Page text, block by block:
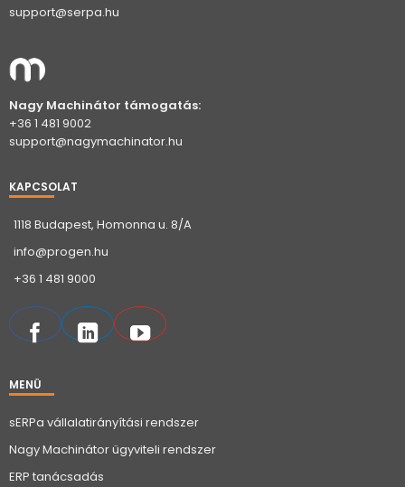
support@serpa.hu
Nagy Machinátor támogatás:
+36 1 481 9002
support@nagymachinator.hu
KAPCSOLAT
1118 Budapest, Homonna u. 8/A
info@progen.hu
+36 1 481 9000
MENÜ
sERPa vállalatirányítási rendszer
Nagy Machinátor ügyviteli rendszer
ERP tanácsadás